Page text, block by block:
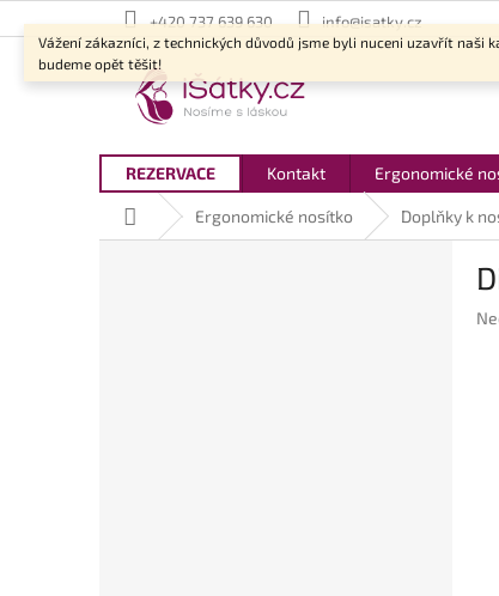
na
obsah
Vážení zákazníci, z technických důvodů jsme byli nuceni uzavřít naši
budeme opět těšit!
+420 737 639 630 info@isatky.cz
REZERVACE Kontakt Ergonomické
Domů Ergonomické nosítko Doplňky k